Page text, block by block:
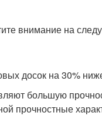
внимание на
досок на 30%
большую
прочностные